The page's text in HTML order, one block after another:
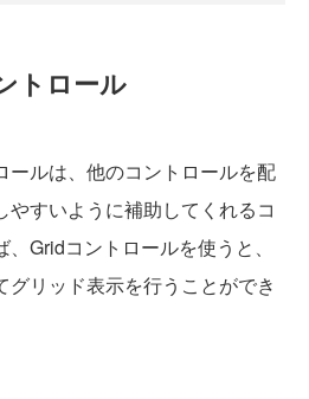
トロール
ルは、他のコントロールを配
すいように補助してくれるコ
Gridコントロールを使うと、
リッド表示を行うことができ